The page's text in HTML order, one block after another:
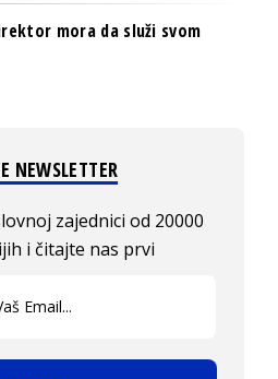
mora da služi svom
NEWSLETTER
zajednici od 20000
i čitajte nas prvi